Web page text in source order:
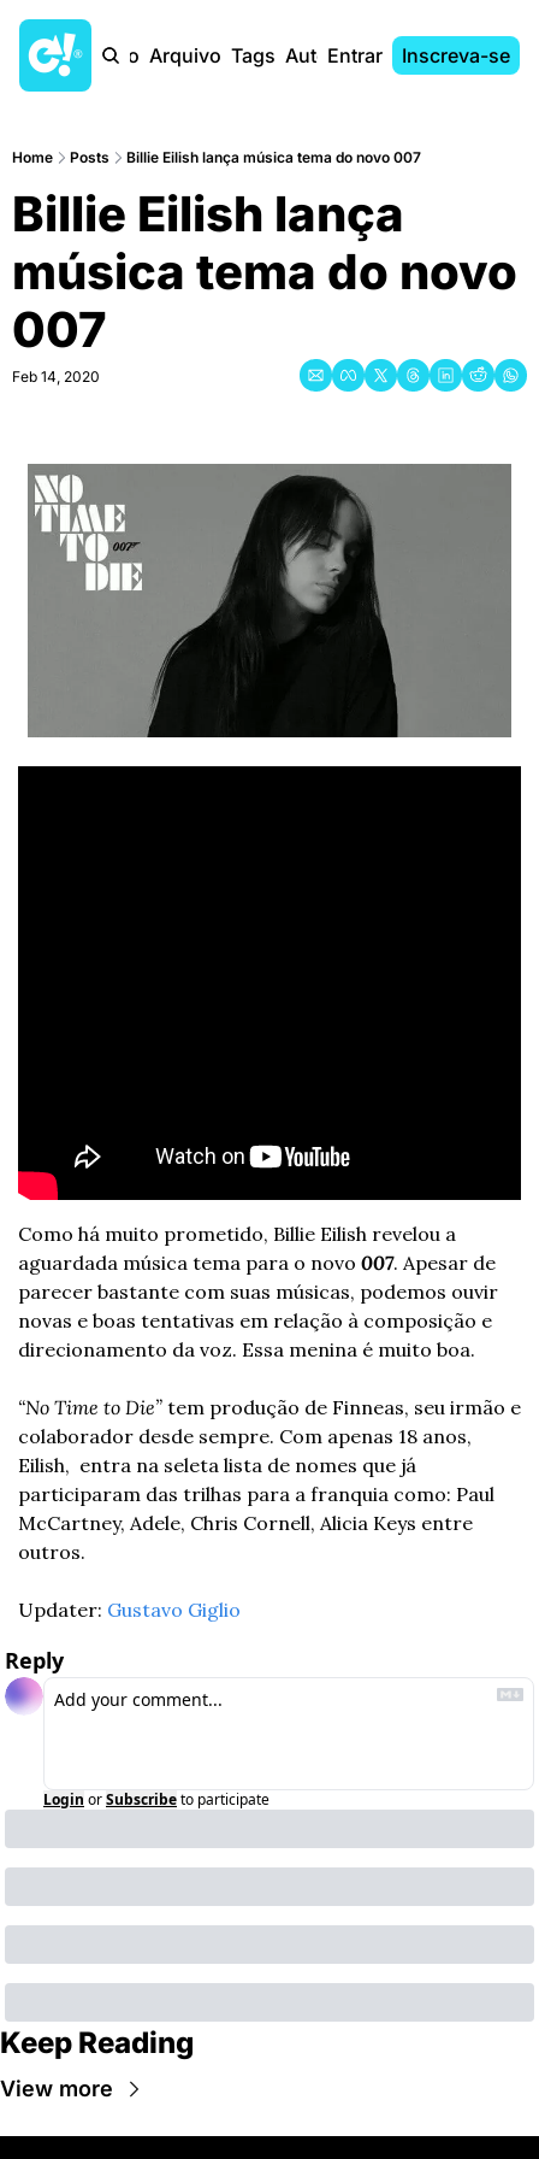
Início Arquivo Tags AutoresEntrar Inscreva-se
Home Posts Billie Eilish lança música tema do novo 007
Billie Eilish lança
música tema do novo
007
Feb 14, 2020
Como há muito prometido, Billie Eilish revelou a
aguardada música tema para o novo 007. Apesar de
parecer bastante com suas músicas, podemos ouvir
novas e boas tentativas em relação à composição e
direcionamento da voz. Essa menina é muito boa.
“No Time to Die” tem produção de Finneas, seu irmão e
colaborador desde sempre. Com apenas 18 anos,
Eilish,  entra na seleta lista de nomes que já
participaram das trilhas para a franquia como: Paul
McCartney, Adele, Chris Cornell, Alicia Keys entre
outros.
Updater: Gustavo Giglio
Reply
Login orSubscribeto participate
Keep Reading
View more